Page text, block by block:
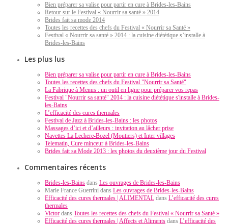
Bien préparer sa valise pour partir en cure à Brides-les-Bains
Retour sur le Festival « Nourrir sa santé » 2014
Brides fait sa mode 2014
Toutes les recettes des chefs du Festival « Nourrir sa Santé »
Festival « Nourrir sa santé » 2014 : la cuisine diététique s’installe à
Brides-les-Bains
Les plus lus
Bien préparer sa valise pour partir en cure à Brides-les-Bains
Toutes les recettes des chefs du Festival "Nourrir sa Santé"
La Fabrique à Menus : un outil en ligne pour préparer vos repas
Festival "Nourrir sa santé" 2014 : la cuisine diététique s'installe à Brides-
les-Bains
L’efficacité des cures thermales
Festival de Jazz à Brides-les-Bains : les photos
Massages d’ici et d’ailleurs : invitation au lâcher prise
Navettes La Lechere-Bozel (Moutiers) et Inter villages
Telematin, Cure minceur à Brides-les-Bains
Brides fait sa Mode 2013 : les photos du deuxième jour du Festival
Commentaires récents
Brides-les-Bains dans Les ouvrages de Brides-les-Bains
Marie France Guerrini dans Les ouvrages de Brides-les-Bains
Efficacité des cures thermales | ALIMENTAL dans L’efficacité des cures
thermales
Victor dans Toutes les recettes des chefs du Festival « Nourrir sa Santé »
Efficacité des cures thermales | Affects et Aliments dans L’efficacité des